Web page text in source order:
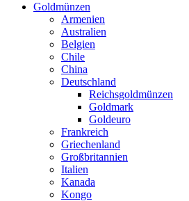
Goldmünzen
Armenien
Australien
Belgien
Chile
China
Deutschland
Reichsgoldmünzen
Goldmark
Goldeuro
Frankreich
Griechenland
Großbritannien
Italien
Kanada
Kongo